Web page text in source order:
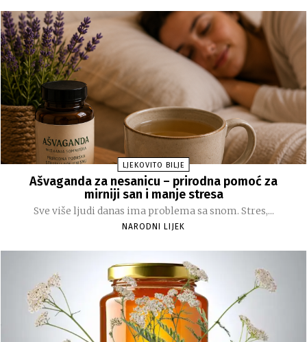
LJEKOVITO BILJE
Ašvaganda za nesanicu – prirodna pomoć za
mirniji san i manje stresa
Sve više ljudi danas ima problema sa snom. Stres,...
NARODNI LIJEK